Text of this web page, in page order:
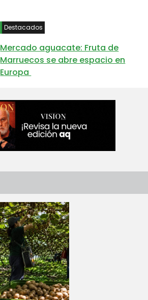
Destacados
Mercado aguacate: Fruta de
Marruecos se abre espacio en
Europa